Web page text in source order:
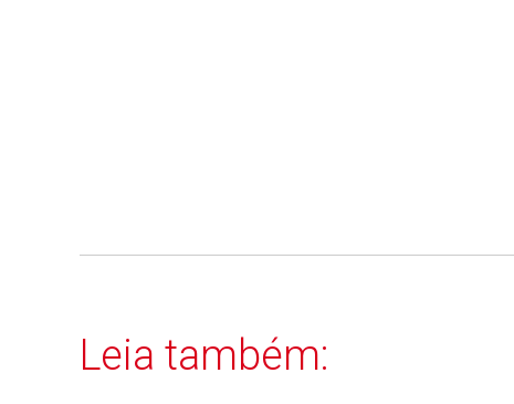
Leia também: